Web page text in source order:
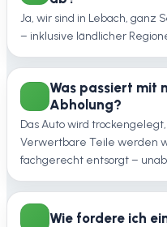
Ja, wir sind in Lebach, ganz
– inklusive ländlicher
Was passiert mit
Abholung?
Das Auto wird
Verwertbare Teile werden
fachgerecht entsorgt –
Wie fordere ich